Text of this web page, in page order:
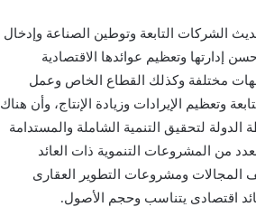
الشركات التابعة وتوطين الصناعة وإدخال
إدارتها وتعظيم عوائدها الاقتصادية
جهات مختلفة وكذلك القطاع الخاص وعمل
الإيرادات وزيادة الإنتاج، وأن هناك
لتحقيق التنمية الشاملة والمستدامة
من المشروعات التنموية ذات العائد
المجالات ومشروعات التطوير العقارى
اقتصادى يتناسب وحجم الأصول.